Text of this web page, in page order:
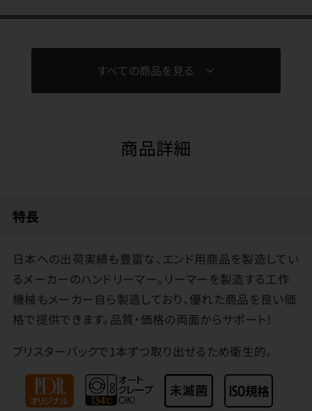
すべての商品を見る
商品詳細
特長
日本への出荷実績も豊富な、エンド用商品を製造してい
るメーカーのハンドリーマー。リーマーを製造する工作
機械もメーカー自ら製造しており、優れた商品を良い価
格で提供できます。品質・価格の両面からサポート！
ブリスターパックで1本ずつ取り出せるため衛生的。